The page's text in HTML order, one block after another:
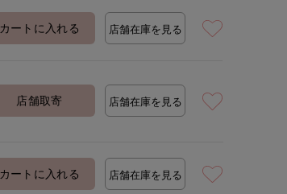
カートに入れる 店舗在庫を見る
店舗取寄 店舗在庫を見る
カートに入れる 店舗在庫を見る